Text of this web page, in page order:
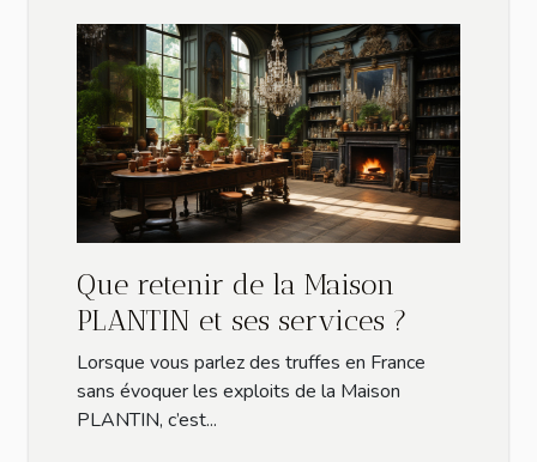
Que retenir de la Maison
PLANTIN et ses services ?
Lorsque vous parlez des truffes en France
sans évoquer les exploits de la Maison
PLANTIN, c’est...